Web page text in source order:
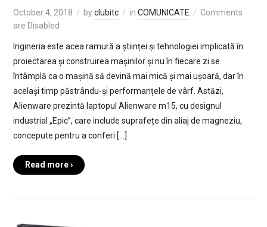
October 4, 2018 byclubitc in COMUNICATE
Comments
are Disabled
Ingineria este acea ramură a științei și tehnologiei implicată în
proiectarea și construirea mașinilor și nu în fiecare zi se
întâmplă ca o mașină să devină mai mică și mai ușoară, dar în
același timp păstrându-și performanțele de vârf. Astăzi,
Alienware prezintă laptopul Alienware m15, cu designul
industrial „Epic”, care include suprafețe din aliaj de magneziu,
concepute pentru a conferi […]
Read more ›